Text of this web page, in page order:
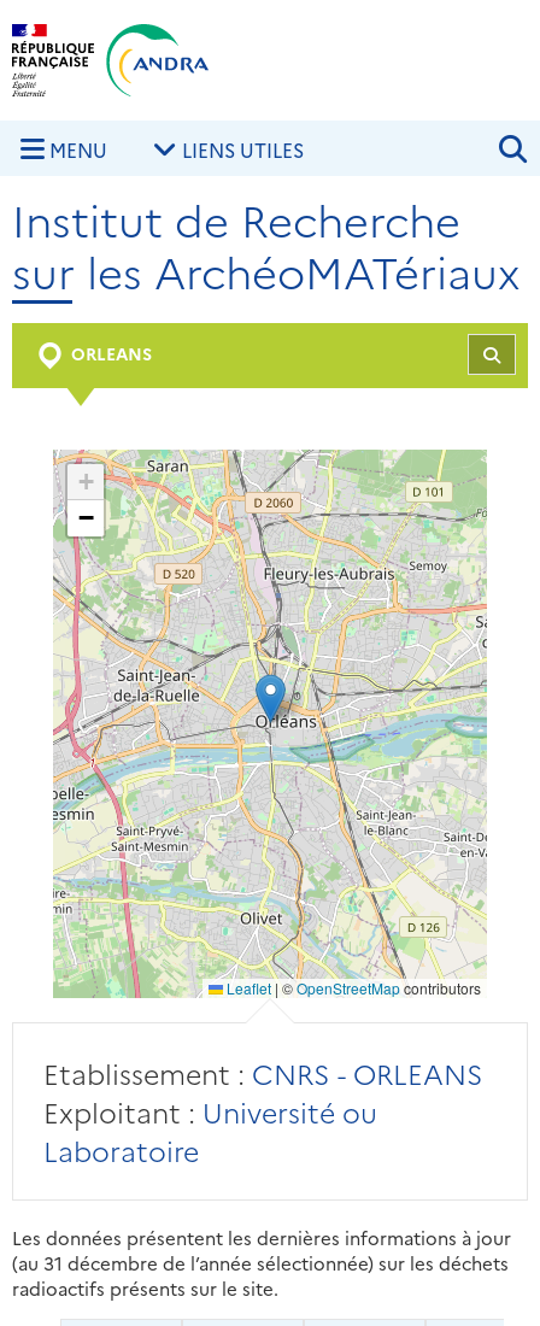
Aller au contenu principal
MENU LIENS UTILES
Institut de Recherche
sur les ArchéoMATériaux
ORLEANS
+
−
Leaflet | ©OpenStreetMapcontributors
Etablissement : CNRS - ORLEANS
Exploitant : Université ou
Laboratoire
Les données présentent les dernières informations à jour
(au 31 décembre de l’année sélectionnée) sur les déchets
radioactifs présents sur le site.